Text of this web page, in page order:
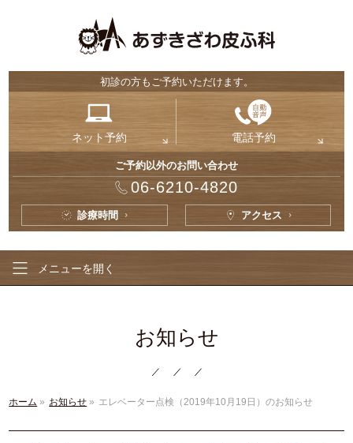
初診の方もご予約いただけます。
ネット予約 電話予約
ご予約以外のお問い合わせ
06-6210-4820
診療時間 アクセス
メニューを開く
お知らせ
ホーム » お知らせ » エレベーター点検（2019年10月19日）のお知らせ